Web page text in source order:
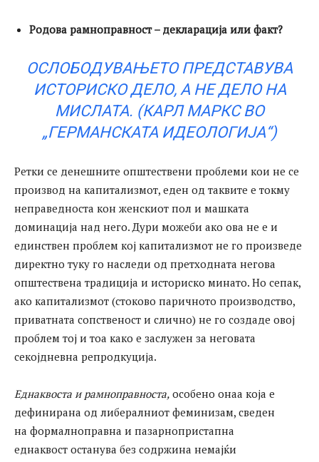
Родова рамноправност – декларација или факт?
ОСЛОБОДУВАЊЕТО ПРЕДСТАВУВА
ИСТОРИСКО ДЕЛО, А НЕ ДЕЛО НА
МИСЛАТА. (КАРЛ МАРКС ВО
„ГЕРМАНСКАТА ИДЕОЛОГИЈА“)
Ретки се денешните општествени проблеми кои не се
производ на капитализмот, еден од таквите е токму
неправедноста кон женскиот пол и машката
доминација над него. Дури можеби ако ова не е и
единствен проблем кој капитализмот не го произведе
директно туку го наследи од претходната негова
општествена традиција и историско минато. Но сепак,
ако капитализмот (стоково паричното производство,
приватната сопственост и слично) не го создаде овој
проблем тој и тоа како е заслужен за неговата
секојдневна репродкуција.
Еднаквоста и рамноправноста, особено онаа која е
дефинирана од либералниот феминизам, сведен
на формалноправна и пазарнопристапна
еднаквост останува без содржина немајќи